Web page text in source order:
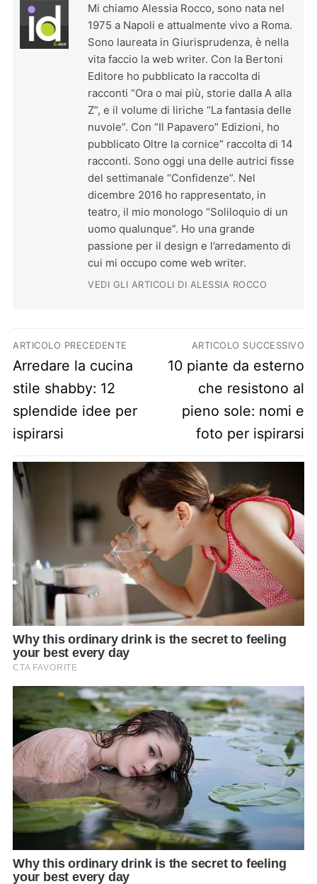
Mi chiamo Alessia Rocco, sono nata nel
1975 a Napoli e attualmente vivo a Roma.
Sono laureata in Giurisprudenza, è nella
vita faccio la web writer. Con la Bertoni
Editore ho pubblicato la raccolta di
racconti “Ora o mai più, storie dalla A alla
Z”, e il volume di liriche “La fantasia delle
nuvole”. Con “Il Papavero” Edizioni, ho
pubblicato Oltre la cornice” raccolta di 14
racconti. Sono oggi una delle autrici fisse
del settimanale “Confidenze”. Nel
dicembre 2016 ho rappresentato, in
teatro, il mio monologo “Soliloquio di un
uomo qualunque”. Ho una grande
passione per il design e l’arredamento di
cui mi occupo come web writer.
VEDI GLI ARTICOLI DI ALESSIA ROCCO
Navigazione articoli
ARTICOLO PRECEDENTE
Previous post:
Arredare la cucina
stile shabby: 12
splendide idee per
ispirarsi
ARTICOLO SUCCESSIVO
Next post:
10 piante da esterno
che resistono al
pieno sole: nomi e
foto per ispirarsi